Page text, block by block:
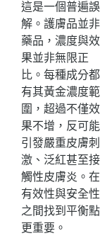
這是一個普遍誤
解。護膚品並非
藥品，濃度與效
果並非無限正
比。每種成分都
有其黃金濃度範
圍，超過不僅效
果不增，反可能
引發嚴重皮膚刺
激、泛紅甚至接
觸性皮膚炎。在
有效性與安全性
之間找到平衡點
更重要。